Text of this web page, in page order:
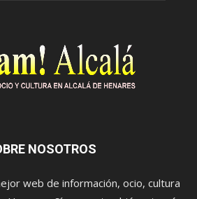
NOSOTROS
web de información, ocio, cultura